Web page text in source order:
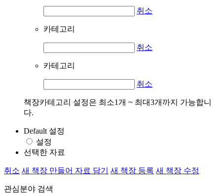
취소
카테고리
취소
카테고리
취소
책장카테고리 설정은 최소1개 ~ 최대3개까지 가능합니
다.
Default 설정
설정
선택한 자료
취소 새 책장 만들어 자료 담기 새 책장 등록 새 책장 수정
관심분야 검색